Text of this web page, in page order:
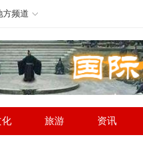
方频道
化 旅游 资讯